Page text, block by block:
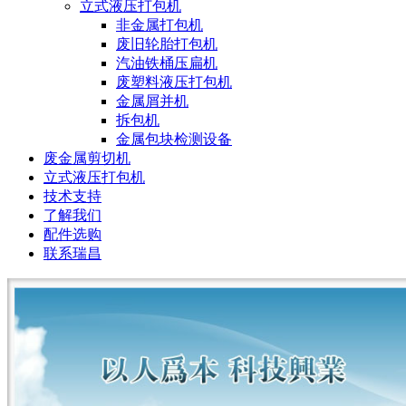
立式液压打包机
非金属打包机
废旧轮胎打包机
汽油铁桶压扁机
废塑料液压打包机
金属屑并机
拆包机
金属包块检测设备
废金属剪切机
立式液压打包机
技术支持
了解我们
配件选购
联系瑞昌